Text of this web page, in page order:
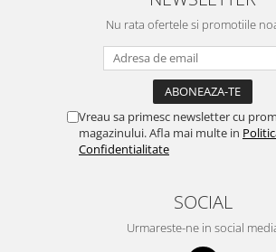
Nu rata ofertele si promotiile
Vreau sa primesc newsletter cu
magazinului. Afla mai multe in
Confidentialitate
SOCIAL
Urmareste-ne in social